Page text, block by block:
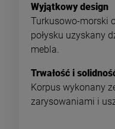
Wyjątkowy design
Turkusowo-morski
połysku uzyskany
mebla.
Trwałość i
Korpus wykonany
zarysowaniami i